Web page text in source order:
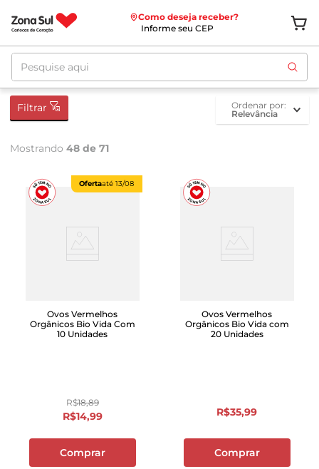
Como deseja receber?
Informe seu CEP
Pesquise aqui
Filtrar
ordenar por
Relevância
Mostrando 48 de 71
Ofertaaté 13/08
Ovos Vermelhos
Orgânicos Bio Vida Com
10 Unidades
R$18,89
R$14,99
Comprar
Ovos Vermelhos
Orgânicos Bio Vida com
20 Unidades
R$35,99
Comprar